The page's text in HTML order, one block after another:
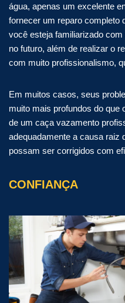
água, apenas um excelente
fornecer um reparo completo
você esteja familiarizado
no futuro, além de realizar o
com muito profissionalismo,
Em muitos casos, seus
muito mais profundos do que
de um caça vazamento
adequadamente a causa raiz
possam ser corrigidos com
CONFIANÇA